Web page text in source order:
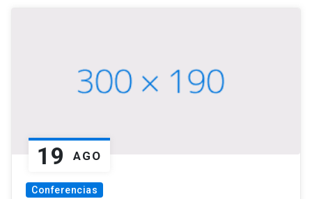
19 AGO
Conferencias